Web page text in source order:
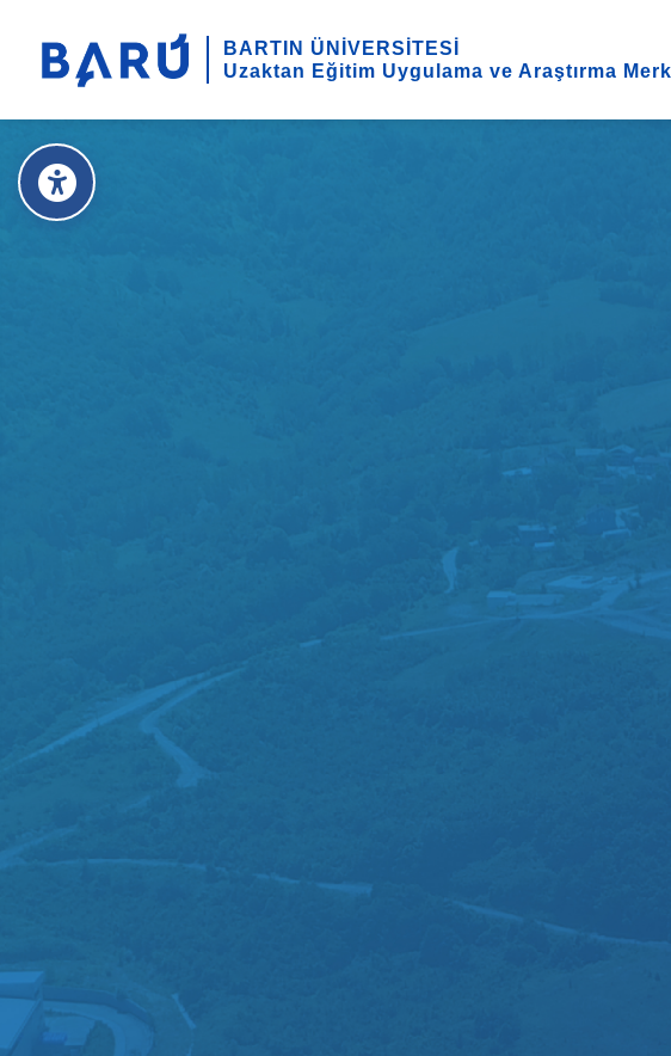
BARTIN ÜNİVERSİTESİ
Uzaktan Eğitim Uygulama ve Araştırma